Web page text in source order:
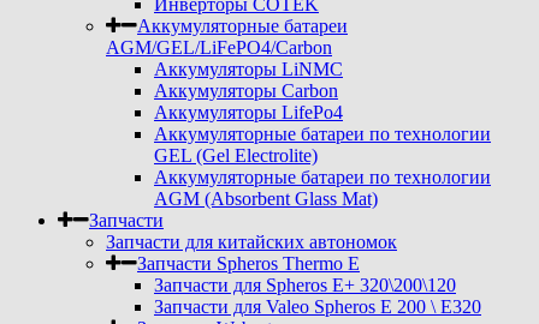
Инверторы COTEK
Аккумуляторные батареи
AGM/GEL/LiFePO4/Carbon
Аккумуляторы LiNMC
Аккумуляторы Carbon
Аккумуляторы LifePo4
Аккумуляторные батареи по технологии
GEL (Gel Electrolite)
Аккумуляторные батареи по технологии
AGM (Absorbent Glass Mat)
Запчасти
Запчасти для китайских автономок
Запчасти Spheros Thermo E
Запчасти для Spheros E+ 320\200\120
Запчасти для Valeo Spheros E 200 \ E320